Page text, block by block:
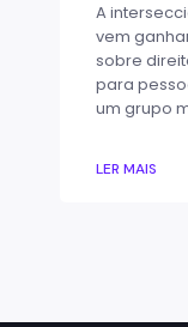
A
vem
sobre
para
um grupo
LER MAIS